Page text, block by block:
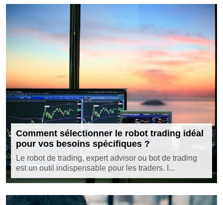
Comment sélectionner le robot trading idéal
pour vos besoins spécifiques ?
Le robot de trading, expert advisor ou bot de trading
est un outil indispensable pour les traders. I...